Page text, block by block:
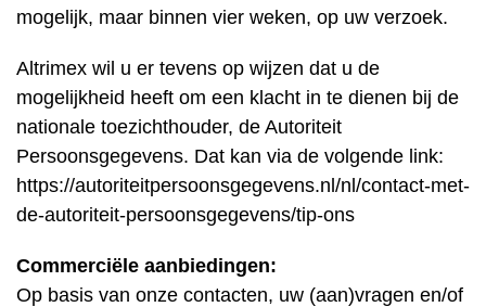
mogelijk, maar binnen vier weken, op uw verzoek.
Altrimex wil u er tevens op wijzen dat u de
mogelijkheid heeft om een klacht in te dienen bij de
nationale toezichthouder, de Autoriteit
Persoonsgegevens. Dat kan via de volgende link:
https://autoriteitpersoonsgegevens.nl/nl/contact-met-
de-autoriteit-persoonsgegevens/tip-ons
Commerciële aanbiedingen:
Op basis van onze contacten, uw (aan)vragen en/of